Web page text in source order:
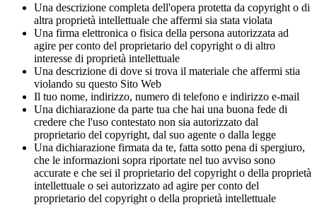
Una descrizione completa dell'opera protetta da copyright o di
altra proprietà intellettuale che affermi sia stata violata
Una firma elettronica o fisica della persona autorizzata ad
agire per conto del proprietario del copyright o di altro
interesse di proprietà intellettuale
Una descrizione di dove si trova il materiale che affermi stia
violando su questo Sito Web
Il tuo nome, indirizzo, numero di telefono e indirizzo e-mail
Una dichiarazione da parte tua che hai una buona fede di
credere che l'uso contestato non sia autorizzato dal
proprietario del copyright, dal suo agente o dalla legge
Una dichiarazione firmata da te, fatta sotto pena di spergiuro,
che le informazioni sopra riportate nel tuo avviso sono
accurate e che sei il proprietario del copyright o della proprietà
intellettuale o sei autorizzato ad agire per conto del
proprietario del copyright o della proprietà intellettuale